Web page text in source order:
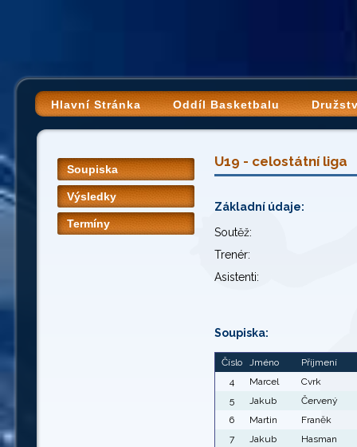
Hlavní Stránka Oddíl Basketbalu
Soupiska
Výsledky
Termíny
U19 - celostátní liga
Základní údaje:
Soutěž:
Trenér:
Asistenti:
Soupiska:
Číslo Jméno
Příjmení
4
Marcel
Cvrk
5
Jakub
Červený
6
Martin
Franěk
7
Jakub
Hasman